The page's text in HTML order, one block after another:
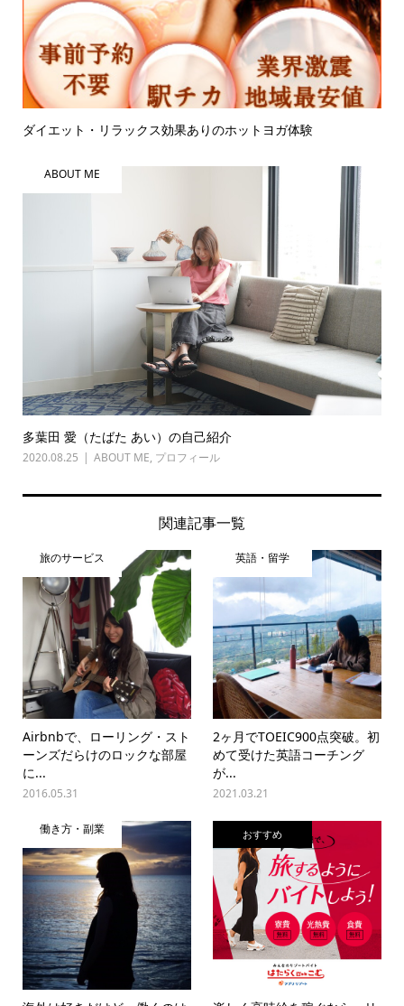
ダイエット・リラックス効果ありのホットヨガ体験
ABOUT ME
多葉田 愛（たばた あい）の自己紹介
2020.08.25 ABOUT ME, プロフィール
関連記事一覧
旅のサービス
Airbnbで、ローリング・スト
ーンズだらけのロックな部屋
に...
2016.05.31
英語・留学
2ヶ月でTOEIC900点突破。初
めて受けた英語コーチング
が...
2021.03.21
働き方・副業 おすすめ